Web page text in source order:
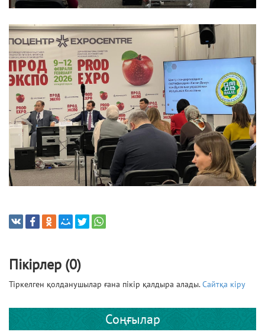
Пікірлер (0)
Тіркелген қолданушылар ғана пікір қалдыра алады.Сайтқа кіру
Соңғылар